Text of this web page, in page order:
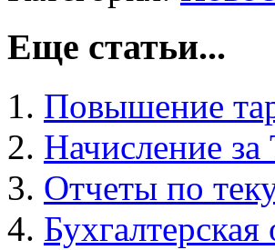
Еще статьи...
Повышение
Начисление
Отчеты по
Бухгалтерская